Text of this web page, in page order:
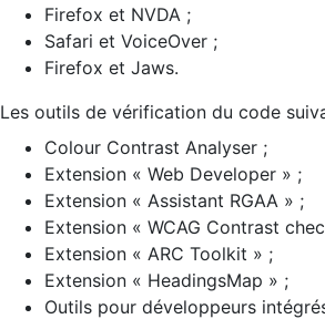
Firefox et NVDA ;
Safari et VoiceOver ;
Firefox et Jaws.
Les outils de vérification du code
Colour Contrast Analyser ;
Extension « Web Developer » ;
Extension « Assistant RGAA » ;
Extension « WCAG Contrast
Extension « ARC Toolkit » ;
Extension « HeadingsMap » ;
Outils pour développeurs